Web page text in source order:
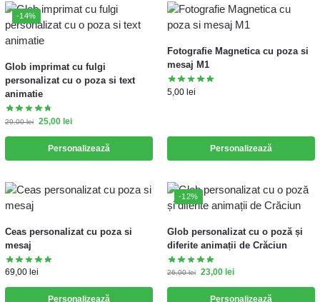
-14%
Glob imprimat cu fulgi
personalizat cu o poza si text
animatie
29,00lei 25,00 lei
Personalizează
Fotografie Magnetica cu poza si
mesaj M1
5,00 lei
Personalizează
Ceas personalizat cu poza si
mesaj
69,00 lei
Personalizează
-12%
Glob personalizat cu o poză și
diferite animații de Crăciun
26,00lei 23,00 lei
Personalizează